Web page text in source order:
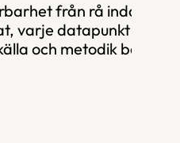
från rå indata till
varje datapunkt har en
och metodik bakom